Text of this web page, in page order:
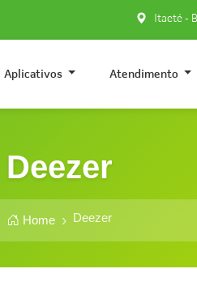
Itaeté -
Aplicativos Atendimento
Deezer
Home Deezer